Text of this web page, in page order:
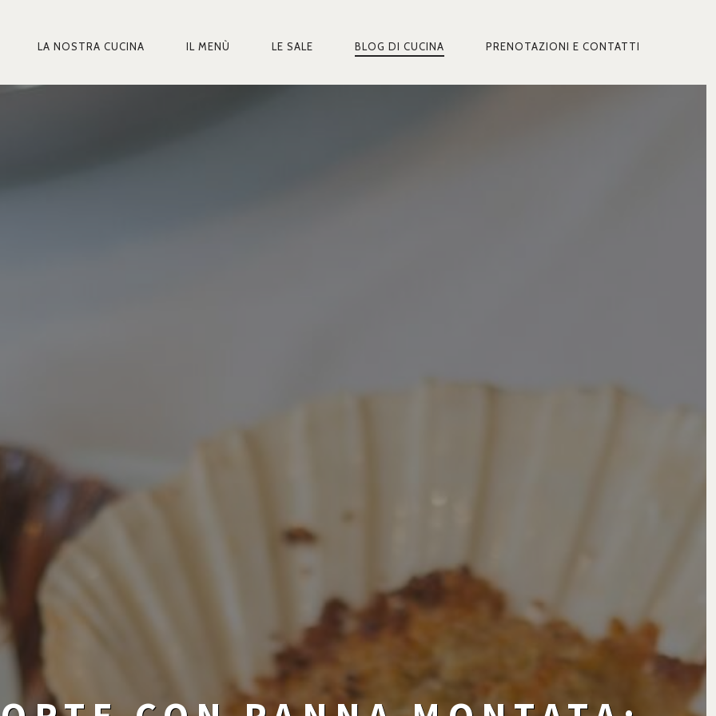
LA NOSTRA CUCINA IL MENÙ LE SALE BLOG DI CUCINA PRENOTAZIONI E CONTATTI